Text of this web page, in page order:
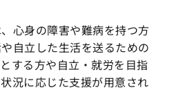
心身の障害や難病を持つ方
自立した生活を送るための
する方や自立・就労を目指
況に応じた支援が用意され